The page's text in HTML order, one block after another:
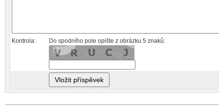
Kontrola: Do spodního pole opište z obrázku 5 znaků: